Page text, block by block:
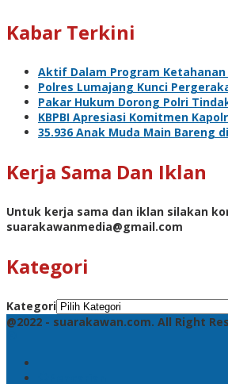
Kabar Terkini
Aktif Dalam Program
Polres Lumajang Kunci
Pakar Hukum Dorong Polri
KBPBI Apresiasi Komitmen
35.936 Anak Muda Main Bareng
Kerja Sama Dan Iklan
Untuk kerja sama dan iklan silakan
suarakawanmedia@gmail.com
Kategori
Kategori
@2022 - suarakawan.com. All Right